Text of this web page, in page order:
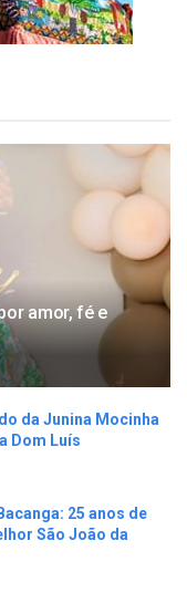
amor, fé e
da Junina Mocinha
Dom Luís
25 anos de
São João da